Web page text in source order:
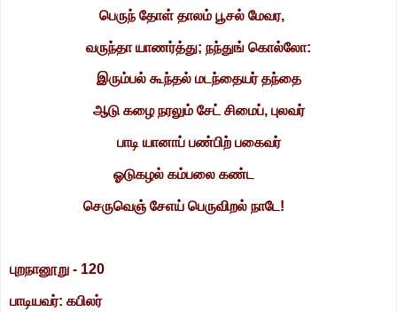
பெருந் தோள் தாலம் பூசல் மேவர,
வருந்தா யாணர்த்து; நந்துங் கொல்லோ:
இரும்பல் கூந்தல் மடந்தையர் தந்தை
ஆடு கழை நரலும் சேட் சிமைப், புலவர்
பாடி யானாப் பண்பிற் பகைவர்
ஓடுகழல் கம்பலை கண்ட
செருவெஞ் சேஎய் பெருவிறல் நாடே!
புறநானூறு - 120
பாடியவர்: கபிலர்